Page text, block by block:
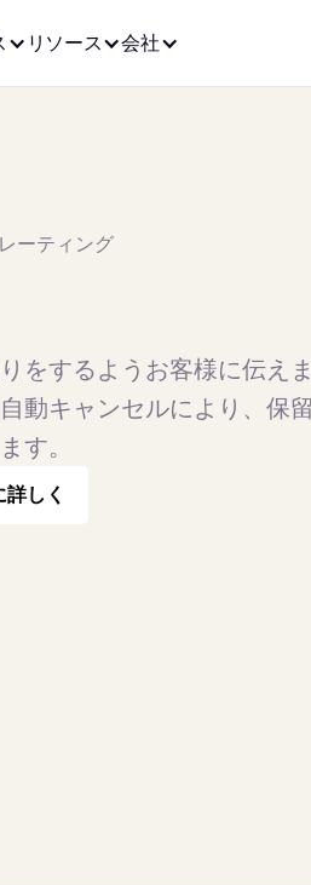
リソース 会社
ーティング
をするようお客様に伝えま
動キャンセルにより、保
す。
詳しく